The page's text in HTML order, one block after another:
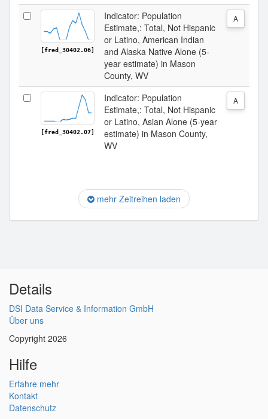
[fred_30402.06]
Indicator: Population
Estimate,: Total, Not Hispanic
or Latino, American Indian
and Alaska Native Alone (5-
year estimate) in Mason
County, WV
A
[fred_30402.07]
Indicator: Population
Estimate,: Total, Not Hispanic
or Latino, Asian Alone (5-year
estimate) in Mason County,
WV
A
mehr Zeitreihen laden
Details
DSI Data Service & Information GmbH
Über uns
Copyright 2026
Hilfe
Erfahre mehr
Kontakt
Datenschutz